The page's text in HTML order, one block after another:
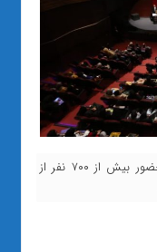
قم گویا - سومین همایش روز حسابدار با حضور بیش از ۷۰۰ نفر از